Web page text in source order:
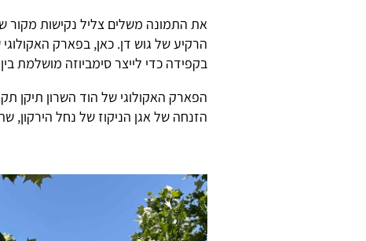
את התמונה משלים צליל נקישות מקור
הרקיע של גוש דן. כאן, בפארק
בקפידה כדי לייצר סימביוזה מושלמת
הפארק האקולוגי של הוד השרון תיקן
הזנחה של אגן הניקוז של נחל הירקון,